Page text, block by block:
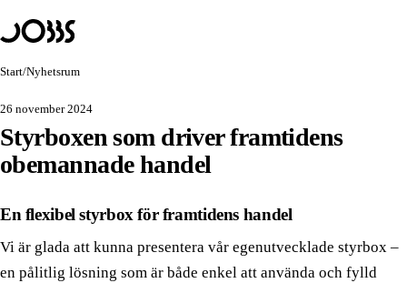
Lösningar
JOBBS Passage
Mobilt passersystem med BankID
ANVÄNDNINGSOMRÅDEN
Start/Nyhetsrum
26 november 2024
Styrboxen som driver framtidens
obemannade handel
En flexibel styrbox för framtidens handel
Vi är glada att kunna presentera vår egenutvecklade styrbox –
en pålitlig lösning som är både enkel att använda och fylld